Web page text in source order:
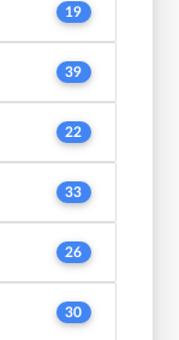
19
39
22
33
26
30